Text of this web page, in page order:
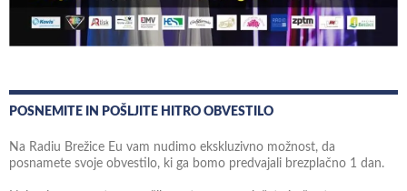
POSNEMITE IN POŠLJITE HITRO OBVESTILO
Na Radiu Brežice Eu vam nudimo ekskluzivno možnost, da
posnamete svoje obvestilo, ki ga bomo predvajali brezplačno 1 dan.